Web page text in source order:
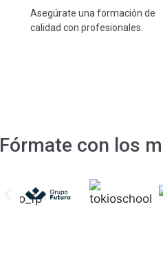
Asegúrate una formación de
calidad con profesionales.
Fórmate con los